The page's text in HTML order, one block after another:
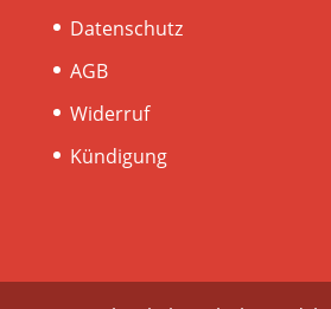
Datenschutz
AGB
Widerruf
Kündigung